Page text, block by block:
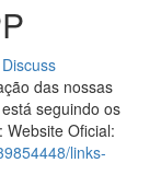
Discuss
das nossas
seguindo os
Website Oficial:
links-